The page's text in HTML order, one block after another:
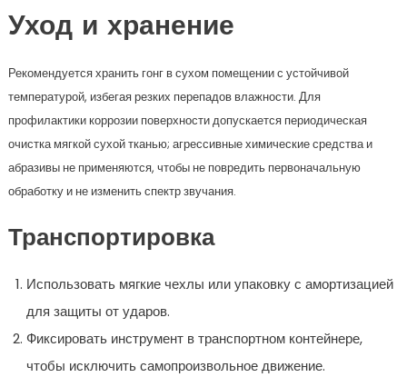
Уход и хранение
Рекомендуется хранить гонг в сухом помещении с устойчивой
температурой, избегая резких перепадов влажности. Для
профилактики коррозии поверхности допускается периодическая
очистка мягкой сухой тканью; агрессивные химические средства и
абразивы не применяются, чтобы не повредить первоначальную
обработку и не изменить спектр звучания.
Транспортировка
Использовать мягкие чехлы или упаковку с амортизацией
для защиты от ударов.
Фиксировать инструмент в транспортном контейнере,
чтобы исключить самопроизвольное движение.